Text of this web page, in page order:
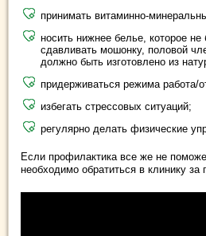
принимать витаминно-
носить нижнее белье, которое не
сдавливать мошонку, половой
должно быть изготовлено из
придерживаться режима работа/
избегать стрессовых ситуаций;
регулярно делать физические
Если профилактика все же не
необходимо обратиться в клинику